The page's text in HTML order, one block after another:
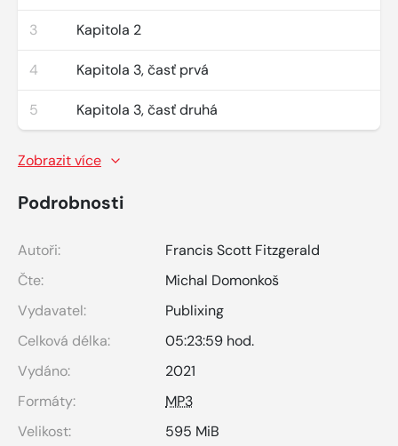
3 Kapitola 2
4 Kapitola 3, časť prvá
5 Kapitola 3, časť druhá
Zobrazit více
Podrobnosti
Autoři:
Francis Scott Fitzgerald
Čte:
Michal Domonkoš
Vydavatel:
Publixing
Celková délka:
05:23:59 hod.
Vydáno:
2021
Formáty:
MP3
Velikost:
595 MiB